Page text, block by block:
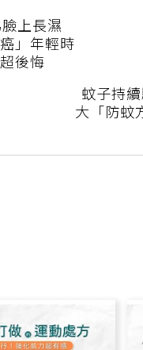
上長濕
」年輕時
後悔
蚊子持
大「防蚊